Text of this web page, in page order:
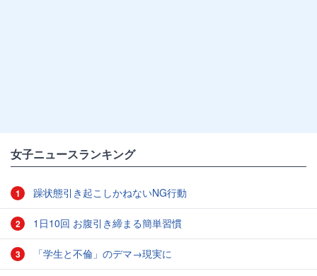
女子ニュースランキング
1 躁状態引き起こしかねないNG行動
2 1日10回 お腹引き締まる簡単習慣
3 「学生と不倫」のデマ→現実に